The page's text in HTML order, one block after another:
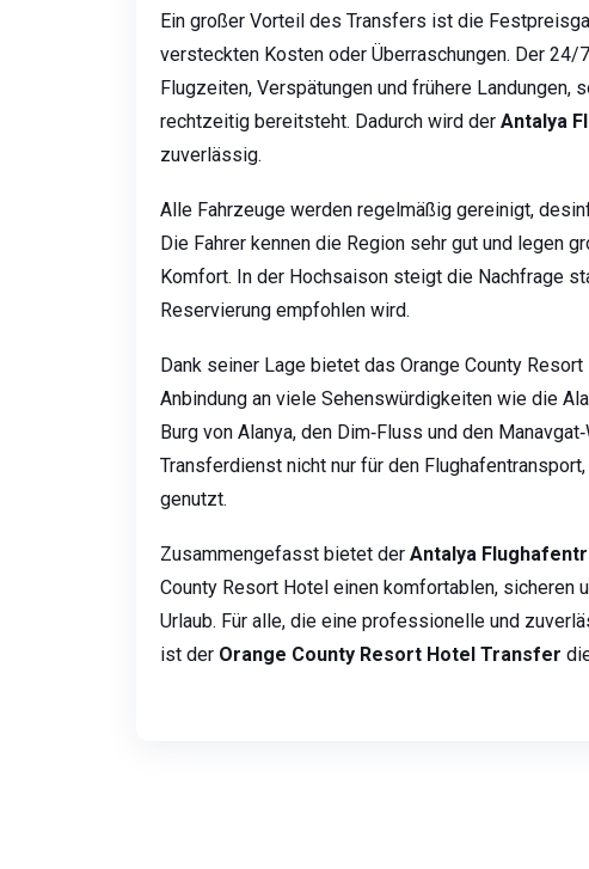
Ein großer Vorteil des Transfers ist die
versteckten Kosten oder Überraschungen. Der 24/
Flugzeiten, Verspätungen und frühere Landungen,
rechtzeitig bereitsteht. Dadurch wird der Antalya
zuverlässig.
Alle Fahrzeuge werden regelmäßig gereinigt,
Die Fahrer kennen die Region sehr gut und legen
Komfort. In der Hochsaison steigt die Nachfrage
Reservierung empfohlen wird.
Dank seiner Lage bietet das Orange County
Anbindung an viele Sehenswürdigkeiten wie die
Burg von Alanya, den Dim‑Fluss und den
Transferdienst nicht nur für den
genutzt.
Zusammengefasst bietet der Antalya
County Resort Hotel einen komfortablen, sicheren
Urlaub. Für alle, die eine professionelle und
ist der Orange County Resort Hotel Transfer